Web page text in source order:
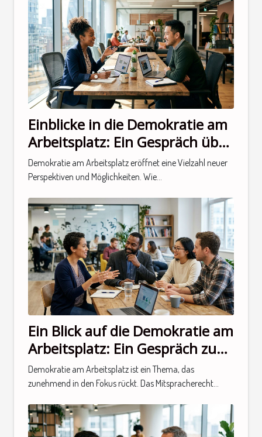
Einblicke in die Demokratie am
Arbeitsplatz: Ein Gespräch über
neue Perspektiven
Demokratie am Arbeitsplatz eröffnet eine Vielzahl neuer
Perspektiven und Möglichkeiten. Wie...
Ein Blick auf die Demokratie am
Arbeitsplatz: Ein Gespräch zum
Thema
Demokratie am Arbeitsplatz ist ein Thema, das
zunehmend in den Fokus rückt. Das Mitspracherecht...